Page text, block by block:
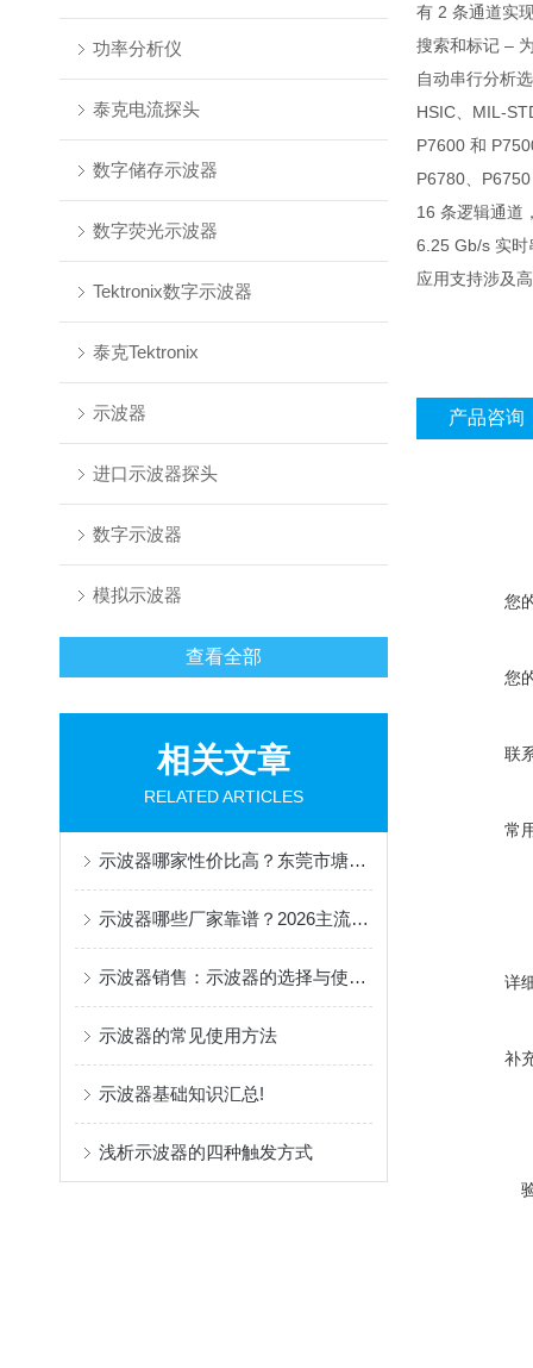
功率分析仪
泰克电流探头
数字储存示波器
数字荧光示波器
Tektronix数字示波器
泰克Tektronix
示波器
进口示波器探头
数字示波器
模拟示波器
查看全部
相关文章
RELATED ARTICLES
示波器哪家性价比高？东莞市塘厦科翔主流型号对比
示波器哪些厂家靠谱？2026主流示波器代理商全揭秘！
示波器销售：示波器的选择与使用指南
示波器的常见使用方法
示波器基础知识汇总!
浅析示波器的四种触发方式
有 2 条通道实
搜索和标记 –
自动串行分析
HSIC、MIL-
P7600 和
P6780、
16 条逻辑通道
6.25 Gb/s 实时
应用支持涉及
产品咨询
您
您
联
常
详
补